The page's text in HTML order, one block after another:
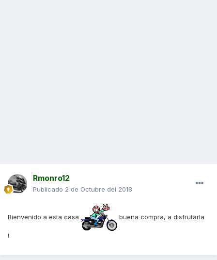
Rmonro12
Publicado 2 de Octubre del 2018
Bienvenido a esta casa buena compra, a disfrutarla
!